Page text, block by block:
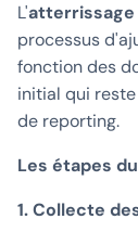
L'
processus
fonction des
initial qui
de reporting.
Les étapes
1. Collecte